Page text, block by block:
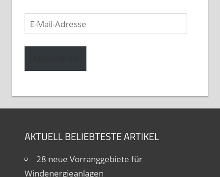
E-
Mail-
Adresse
AKTUELL BELIEBTESTE ARTIKEL
28 neue Vorranggebiete für
Windenergieanlagen